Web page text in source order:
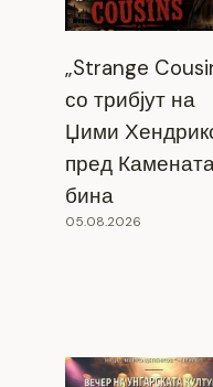
РЦУК Пилеп:
претпладне
16.09.2025
„Strange
со трибјут на
Џими
пред
бина
05.08.2026